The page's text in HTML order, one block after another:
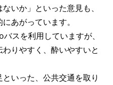
いか」といった意見も、
あがっています。
スを利用していますが、
りやすく、酔いやすいと
いった、公共交通を取り